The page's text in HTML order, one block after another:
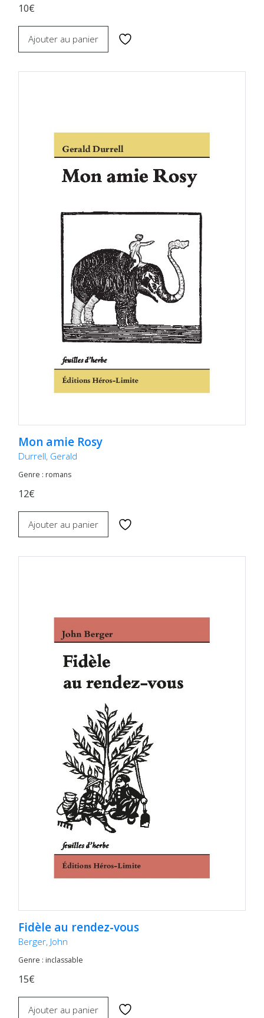
10€
Ajouter au panier
Mon amie Rosy
Durrell, Gerald
Genre : romans
12€
Ajouter au panier
Fidèle au rendez-vous
Berger, John
Genre : inclassable
15€
Ajouter au panier